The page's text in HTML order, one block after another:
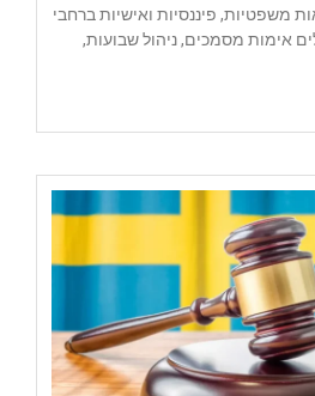
משפטיות, פיננסיות ואישיות ברחבי
אימות מסמכים, ניהול שבועות,